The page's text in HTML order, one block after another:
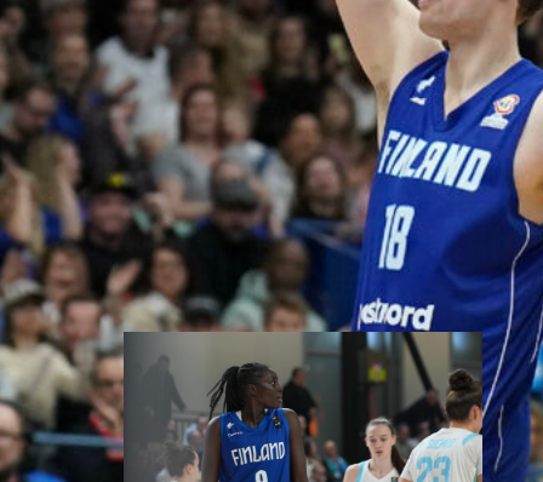
Susiladiesin elokuun kotiturnaus
ja Susijengin Islanti-
kotimaaottelu lähestyvät.
Susijengin MM-
jatkokarsintaotteluun Ruotsia
vastaan on puolestaan enää
jäljellä kourallinen vierekkäisiä
paikkoja.